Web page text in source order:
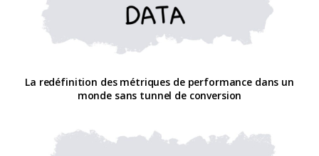
La redéfinition des métriques de performance dans un
monde sans tunnel de conversion